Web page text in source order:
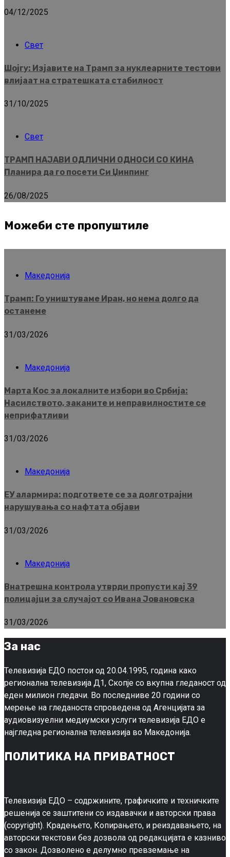
04/12/2025
Свет
Шојгу: Изјавите на Трамп за нуклеарните тестови
влијаат на стратешката стабилност
31/10/2025
Свет
ТРАМП НАЈАВИ ОДЛИЧНИ ОДНОСИ СО КИНА
Планира да го посети Си Џинпинг
26/08/2025
Можеби сте пропуштиле
Македонија
Трамп: Го уништуваме Иран, но нема долго да
останеме
31/03/2026
Македонија
Марта Кос за локалните избори во Србија:
Насилството, заканите и неправилностите се
неприфатливи
31/03/2026
Македонија
ЕУ алармира: подгответе се за долготрајни
нарушувања со нафтата објави
31/03/2026
Македонија
Внатрешна контрола утврди пропусти кај 39
полицајци за случајот со Ивана Јовановска
31/03/2026
За нас
Телевизија ЕДО постои од 20.04.1995, година како
регионална телевизија Д1, Скопје со вкупна гледаност од
еден милион гледачи. Во последниве 20 години со
мерење на гледаноста спроведена од Агенцијата за
аудиовизуелни медиумски услуги телевизија ЕДО е
најгледна регионална телевизија во Македонија.
ПОЛИТИКА НА ПРИВАТНОСТ
Телевизија ЕДО – содржините, графичките и техничките
решенија се заштитени со издавачки и авторски права
(copyright). Крадењето, Копирањето, и реиздавањето, на
авторски текстови без дозвола од редакцијата е казниво
со закон. Дозволено е делумно превземање на